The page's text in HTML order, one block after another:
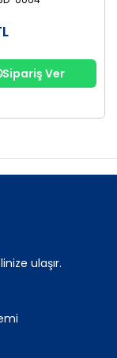
Sipariş Ver
ulaşır.